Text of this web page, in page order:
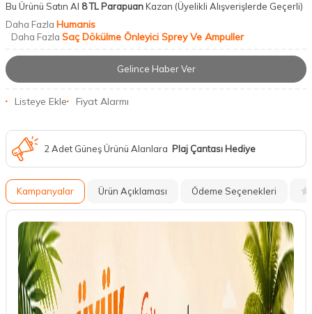
Bu Ürünü Satın Al 8 TL ParapuanKazan (Üyelikli Alışverişlerde Geçerli)
Daha Fazla Humanis
Daha Fazla Saç Dökülme Önleyici Sprey Ve Ampuller
Gelince Haber Ver
Listeye Ekle Fiyat Alarmı
2 Adet Güneş Ürünü Alanlara Plaj Çantası Hediye
Kampanyalar Ürün Açıklaması Ödeme Seçenekleri